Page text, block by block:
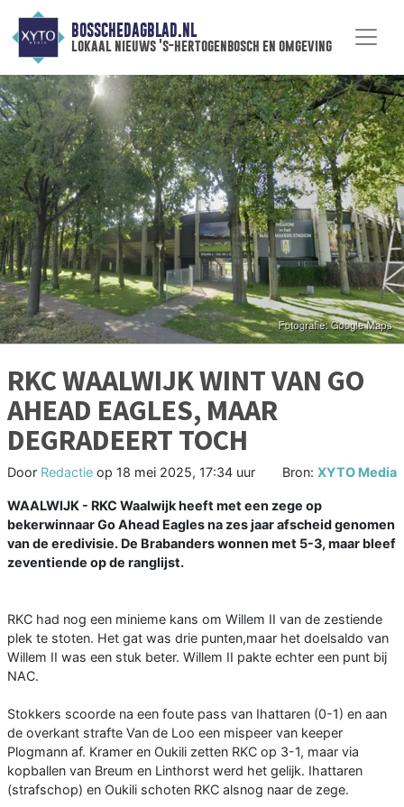
BOSSCHEDAGBLAD.NL
lokaal nieuws 's-hertogenbosch en omgeving
RKC WAALWIJK WINT VAN GO
AHEAD EAGLES, MAAR
DEGRADEERT TOCH
Door Redactie op 18 mei 2025, 17:34 uur Bron: XYTO Media
WAALWIJK - RKC Waalwijk heeft met een zege op
bekerwinnaar Go Ahead Eagles na zes jaar afscheid genomen
van de eredivisie. De Brabanders wonnen met 5-3, maar bleef
zeventiende op de ranglijst.
RKC had nog een minieme kans om Willem II van de zestiende
plek te stoten. Het gat was drie punten,maar het doelsaldo van
Willem II was een stuk beter. Willem II pakte echter een punt bij
NAC.
Stokkers scoorde na een foute pass van Ihattaren (0-1) en aan
de overkant strafte Van de Loo een mispeer van keeper
Plogmann af. Kramer en Oukili zetten RKC op 3-1, maar via
kopballen van Breum en Linthorst werd het gelijk. Ihattaren
(strafschop) en Oukili schoten RKC alsnog naar de zege.